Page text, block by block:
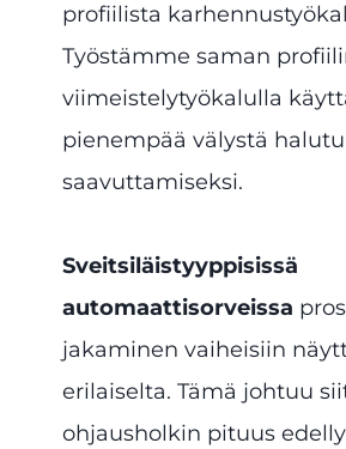
profiilista
Työstämme saman
viimeistelytyökalulla
pienempää välystä
saavuttamiseksi.
Sveitsiläistyyppisissä
automaattisorveissa
jakaminen vaiheisiin
erilaiselta. Tämä johtuu
ohjausholkin pituus